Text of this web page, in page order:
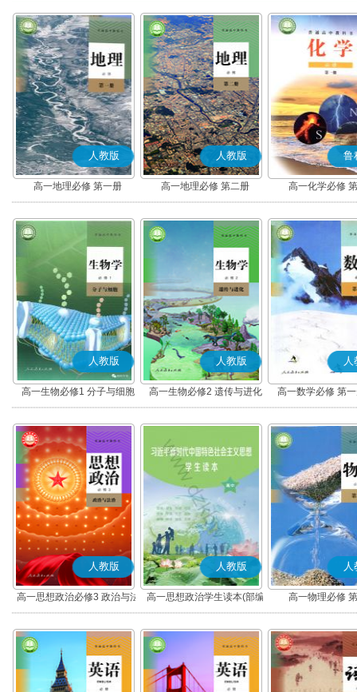
人教版
高一地理必修 第一册
人教版
高一地理必修 第二册
鲁
高一化学必修
人教版
高一生物必修1 分子与细胞
人教版
高一生物必修2 遗传与进化
人
高一数学必修 第
人教版
高一思想政治必修3 政治与法
治(部编版)
人教版
高一思想政治学生读本(部编
版)
人
高一物理必修